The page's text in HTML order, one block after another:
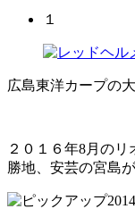
１
広島東洋カープの
２０１６年8月の
勝地、安芸の宮島